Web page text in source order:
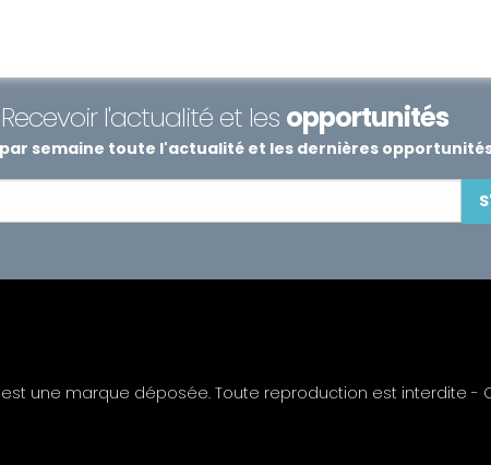
Recevoir l'actualité et les opportunités
semaine toute l'actualité et les dernières
est une marque déposée. Toute reproduction est interdite -